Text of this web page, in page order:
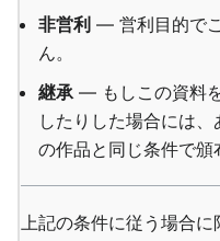
非営利 — 営利目的で
ん。
継承— もしこの資料
したりした場合には
の作品と同じ条件で頒
上記の条件に従う場合に